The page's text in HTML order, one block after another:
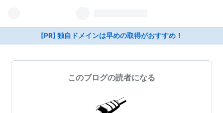
[PR] 独自ドメインは早めの取得がおすすめ！
このブログの読者になる